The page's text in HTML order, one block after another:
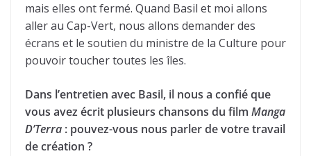
mais elles ont fermé. Quand Basil et moi allons
aller au Cap-Vert, nous allons demander des
écrans et le soutien du ministre de la Culture pour
pouvoir toucher toutes les îles.
Dans l’entretien avec Basil, il nous a confié que
vous avez écrit plusieurs chansons du film Manga
D’Terra : pouvez-vous nous parler de votre travail
de création ?